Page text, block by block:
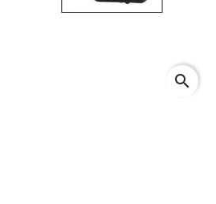
search